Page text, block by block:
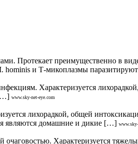
Протекает преимущественно в
hominis и Т-микоплазмы
Характеризуется
www.sky-net-eye.com
лихорадкой, общей
являются домашние и дикие […]
Характеризуется